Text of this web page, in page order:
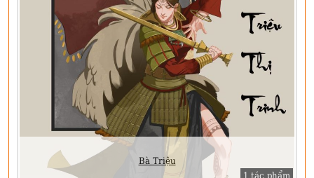
Bà Triệu
1 tác phẩm